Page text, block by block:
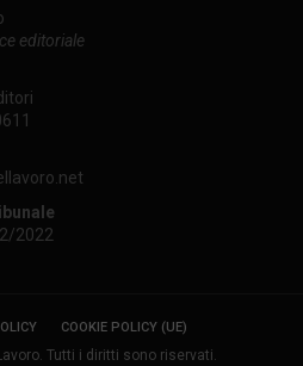
editoriale
2022
COOKIE POLICY (UE)
Tutti i diritti sono riservati.